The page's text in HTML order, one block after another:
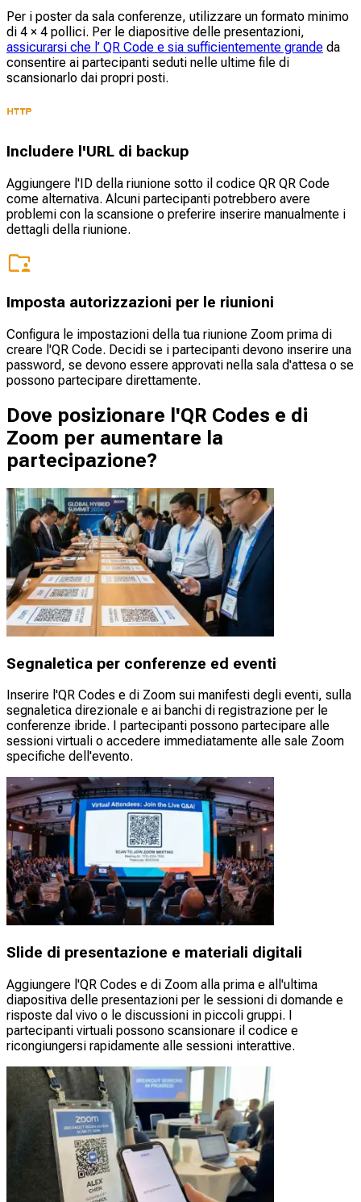
Per i poster da sala conferenze, utilizzare un formato minimo
di 4 × 4 pollici. Per le diapositive delle presentazioni,
assicurarsi che l’ QR Code e sia sufficientemente grande da
consentire ai partecipanti seduti nelle ultime file di
scansionarlo dai propri posti.
Includere l'URL di backup
Aggiungere l'ID della riunione sotto il codice QR QR Code
come alternativa. Alcuni partecipanti potrebbero avere
problemi con la scansione o preferire inserire manualmente i
dettagli della riunione.
Imposta autorizzazioni per le riunioni
Configura le impostazioni della tua riunione Zoom prima di
creare l'QR Code. Decidi se i partecipanti devono inserire una
password, se devono essere approvati nella sala d'attesa o se
possono partecipare direttamente.
Dove posizionare l'QR Codes e di
Zoom per aumentare la
partecipazione?
Segnaletica per conferenze ed eventi
Inserire l'QR Codes e di Zoom sui manifesti degli eventi, sulla
segnaletica direzionale e ai banchi di registrazione per le
conferenze ibride. I partecipanti possono partecipare alle
sessioni virtuali o accedere immediatamente alle sale Zoom
specifiche dell'evento.
Slide di presentazione e materiali digitali
Aggiungere l'QR Codes e di Zoom alla prima e all'ultima
diapositiva delle presentazioni per le sessioni di domande e
risposte dal vivo o le discussioni in piccoli gruppi. I
partecipanti virtuali possono scansionare il codice e
ricongiungersi rapidamente alle sessioni interattive.